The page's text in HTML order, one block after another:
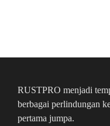
RUSTPRO menjadi
berbagai perlindungan
pertama jumpa.